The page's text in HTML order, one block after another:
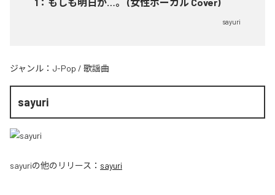
sayuri
ジャンル： J-Pop / 歌謡曲
sayuri
sayuriの他のリリース： sayuri